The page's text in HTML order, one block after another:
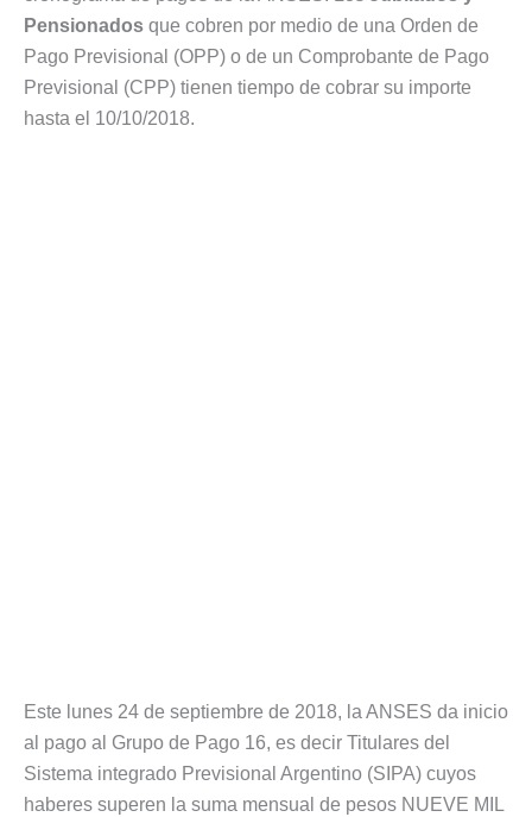
Pensionados que cobren por medio de una Orden de
Pago Previsional (OPP) o de un Comprobante de Pago
Previsional (CPP) tienen tiempo de cobrar su importe
hasta el 10/10/2018.
Este lunes 24 de septiembre de 2018, la ANSES da inicio
al pago al Grupo de Pago 16, es decir Titulares del
Sistema integrado Previsional Argentino (SIPA) cuyos
haberes superen la suma mensual de pesos NUEVE MIL